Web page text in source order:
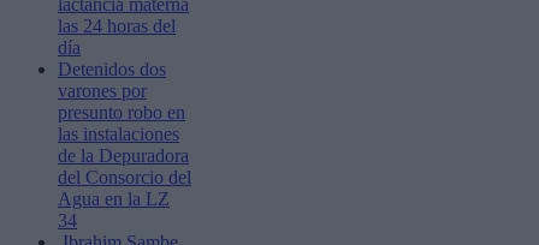
las 24 horas del
día
Detenidos dos
varones por
presunto robo en
las instalaciones
de la Depuradora
del Consorcio del
Agua en la LZ
34